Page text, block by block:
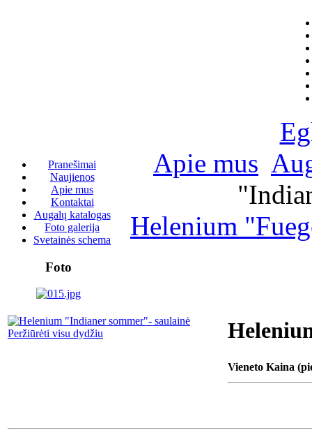
Pranešimai
Naujienos
Apie mus
Kontaktai
Augalų katalogas
Foto galerija
Svetainės schema
Foto
Apie mus
Helenium
Peržiūrėti visu dydžiu
Vieneto Kaina